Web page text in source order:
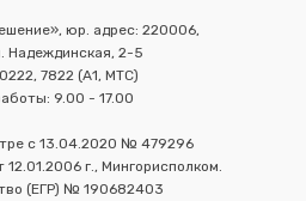
юр. адрес: 220006,
Надеждинская, 2-5
7822 (А1, МТС)
9.00 - 17.00
с 13.04.2020 № 479296
г., Мингорисполком.
(ЕГР) № 190682403